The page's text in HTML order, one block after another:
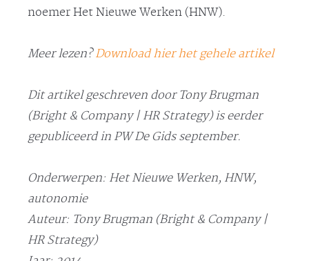
noemer Het Nieuwe Werken (HNW).
Meer lezen?Download hier het gehele artikel
Dit artikel geschreven door Tony Brugman
(Bright & Company | HR Strategy) is eerder
gepubliceerd in PW De Gids september.
Onderwerpen: Het Nieuwe Werken, HNW,
autonomie
Auteur: Tony Brugman (Bright & Company |
HR Strategy)